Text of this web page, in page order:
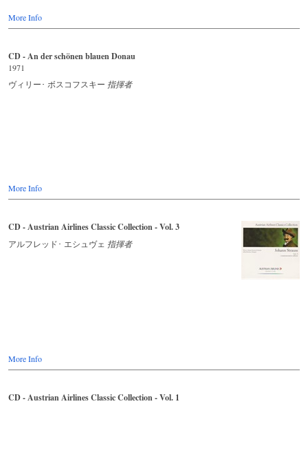
More Info
CD - An der schönen blauen Donau
1971
ヴィリー･ ボスコフスキー 指揮者
More Info
CD - Austrian Airlines Classic Collection - Vol. 3
アルフレッド･ エシュヴェ 指揮者
More Info
CD - Austrian Airlines Classic Collection - Vol. 1